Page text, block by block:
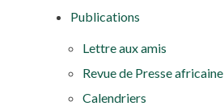
Publications
Lettre aux amis
Revue de Presse africaine
Calendriers